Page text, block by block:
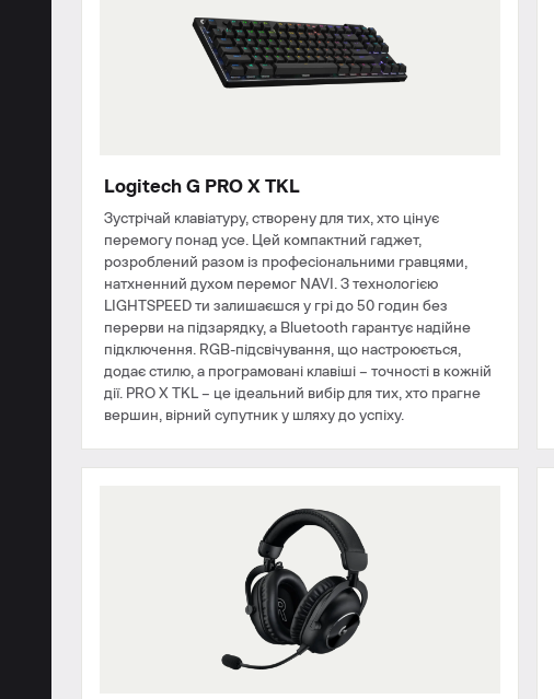
Logitech G PRO X TKL
​​Зустрічай клавіатуру, створену для тих, хто цінує
перемогу понад усе. Цей компактний гаджет,
розроблений разом із професіональними гравцями,
натхненний духом перемог NAVI. З технологією
LIGHTSPEED ти залишаєшся у грі до 50 годин без
перерви на підзарядку, а Bluetooth гарантує надійне
підключення. RGB-підсвічування, що настроюється,
додає стилю, а програмовані клавіші – точності в кожній
дії. PRO X TKL – це ідеальний вибір для тих, хто прагне
вершин, вірний супутник у шляху до успіху.